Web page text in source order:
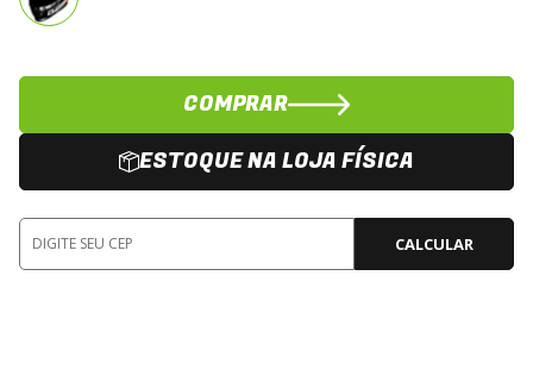
COMPRAR
ESTOQUE NA LOJA FÍSICA
CALCULAR